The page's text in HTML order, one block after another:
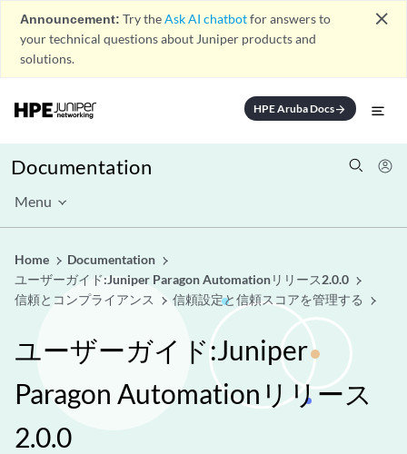
Announcement: Try theAsk AI chatbotfor answers to
your technical questions about Juniper products and
solutions.
close
HPE Aruba Docsarrow_forward
Documentation
Menu
Home
Documentation
ユーザーガイド:Juniper Paragon Automationリリース2.0.0
信頼とコンプライアンス
信頼設定と信頼スコアを管理する
ユーザーガイド:Juniper
Paragon Automationリリース
2.0.0